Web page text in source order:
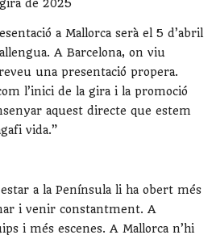
de 2025
a Mallorca serà el 5 d’abril
A Barcelona, on viu
una presentació propera.
l’inici de la gira i la promoció
aquest directe que estem
vida.”
a la Península li ha obert més
i venir constantment. A
i més escenes. A Mallorca n’hi